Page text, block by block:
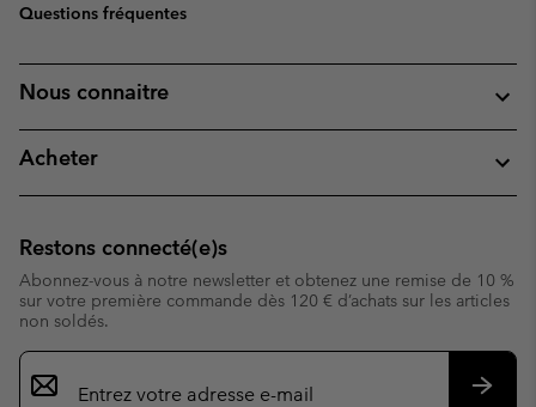
Questions fréquentes
Nous connaitre
Acheter
Restons connecté(e)s
Abonnez-vous à notre newsletter et obtenez une remise de 10 %
sur votre première commande dès 120 € d’achats sur les articles
non soldés.
Inscription
par